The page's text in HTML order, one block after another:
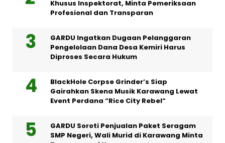
Khusus Inspektorat, Minta Pemeriksaan
Profesional dan Transparan
GARDU Ingatkan Dugaan Pelanggaran
Pengelolaan Dana Desa Kemiri Harus
Diproses Secara Hukum
BlackHole Corpse Grinder’s Siap
Gairahkan Skena Musik Karawang Lewat
Event Perdana “Rice City Rebel”
GARDU Soroti Penjualan Paket Seragam
SMP Negeri, Wali Murid di Karawang Minta